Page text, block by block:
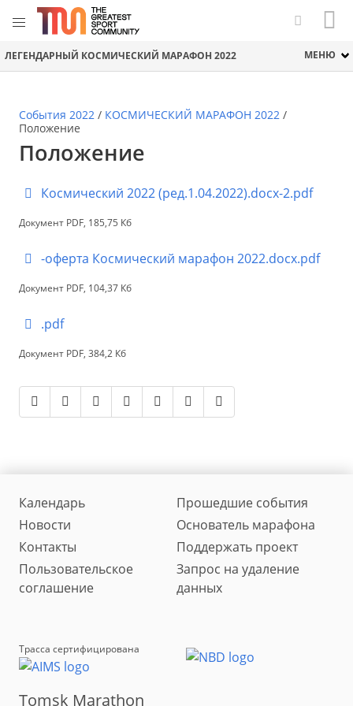
ЛЕГЕНДАРНЫЙ КОСМИЧЕСКИЙ МАРАФОН 2022 МЕНЮ
События 2022 / КОСМИЧЕСКИЙ МАРАФОН 2022 /
Положение
Положение
Космический 2022 (ред.1.04.2022).docx-2.pdf
Документ PDF, 185,75 Кб
-оферта Космический марафон 2022.docx.pdf
Документ PDF, 104,37 Кб
.pdf
Документ PDF, 384,2 Кб
Календарь
Прошедшие события
Новости
Основатель марафона
Контакты
Поддержать проект
Пользовательское
соглашение
Запрос на удаление
данных
Трасса сертифицирована
Tomsk Marathon